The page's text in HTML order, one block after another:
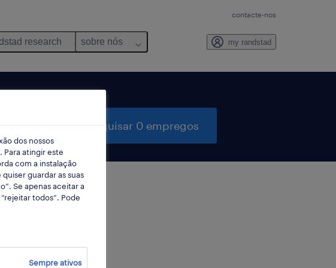
contacte-nos
research sobre nós my randstad
pesquisar 0 empregos
dos nossos
Para atingir este
com a instalação
guardar as suas
Se apenas aceitar a
todos”. Pode
Sempre ativos